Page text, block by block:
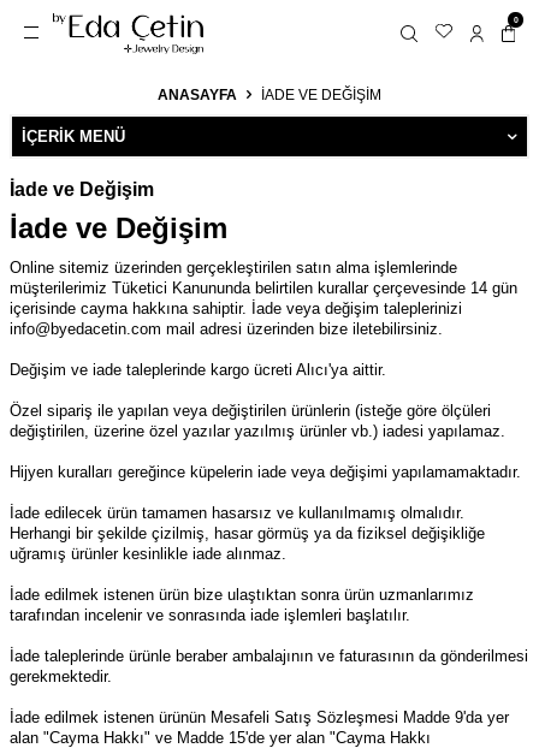
0
ANASAYFA İADE VE DEĞIŞIM
İÇERIK MENÜ
İade ve Değişim
İade ve Değişim
Online sitemiz üzerinden gerçekleştirilen satın alma işlemlerinde
müşterilerimiz Tüketici Kanununda belirtilen kurallar çerçevesinde 14 gün
içerisinde cayma hakkına sahiptir. İade veya değişim taleplerinizi
info@byedacetin.com mail adresi üzerinden bize iletebilirsiniz.
Değişim ve iade taleplerinde kargo ücreti Alıcı'ya aittir.
Özel sipariş ile yapılan veya değiştirilen ürünlerin (isteğe göre ölçüleri
değiştirilen, üzerine özel yazılar yazılmış ürünler vb.) iadesi yapılamaz.
Hijyen kuralları gereğince küpelerin iade veya değişimi yapılamamaktadır.
İade edilecek ürün tamamen hasarsız ve kullanılmamış olmalıdır.
Herhangi bir şekilde çizilmiş, hasar görmüş ya da fiziksel değişikliğe
uğramış ürünler kesinlikle iade alınmaz.
İade edilmek istenen ürün bize ulaştıktan sonra ürün uzmanlarımız
tarafından incelenir ve sonrasında iade işlemleri başlatılır.
İade taleplerinde ürünle beraber ambalajının ve faturasının da gönderilmesi
gerekmektedir.
İade edilmek istenen ürünün Mesafeli Satış Sözleşmesi Madde 9'da yer
alan "Cayma Hakkı" ve Madde 15'de yer alan "Cayma Hakkı